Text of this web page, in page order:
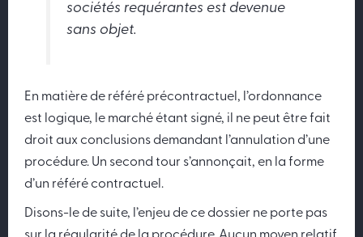
sociétés requérantes est devenue
sans objet.
En matière de référé précontractuel, l’ordonnance
est logique, le marché étant signé, il ne peut être fait
droit aux conclusions demandant l’annulation d’une
procédure. Un second tour s’annonçait, en la forme
d’un référé contractuel.
Disons-le de suite, l’enjeu de ce dossier ne porte pas